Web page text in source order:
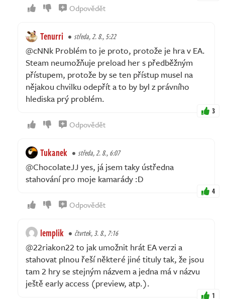
Odpovědět
Tenurri středa, 2. 8., 5:22
@cNNk Problém to je proto, protože je hra v EA.
Steam neumožňuje preload her s předběžným
přístupem, protože by se ten přístup musel na
nějakou chvilku odepřít a to by byl z právního
hlediska prý problém.
3
Odpovědět
Tukanek středa, 2. 8., 6:07
@ChocolateJJ yes, já jsem taky ústředna
stahování pro moje kamarády :D
4
Odpovědět
lemplik čtvrtek, 3. 8., 7:16
@22riakon22 to jak umožnit hrát EA verzi a
stahovat plnou řeší některé jiné tituly tak, že jsou
tam 2 hry se stejným názvem a jedna má v názvu
ještě early access (preview, atp.).
1